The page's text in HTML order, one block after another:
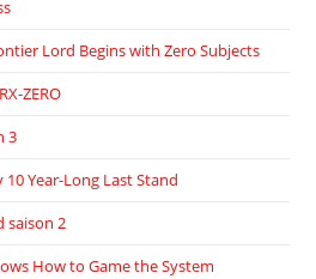
Lord Begins with Zero Subjects
ZERO
3
Year-Long Last Stand
saison 2
How to Game the System